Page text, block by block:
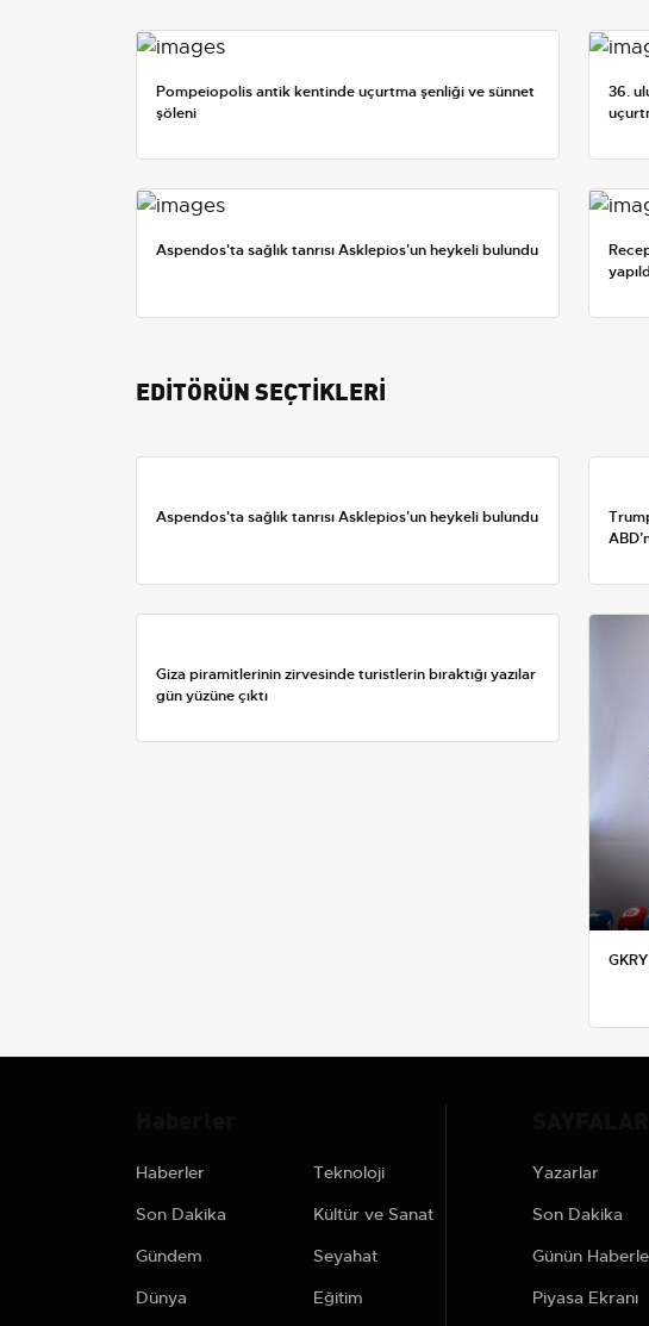
Pompeiopolis antik kentinde uçurtma şenliği ve sünnet
şöleni
36.
Aspendos'ta sağlık tanrısı Asklepios'un heykeli bulundu
EDİTÖRÜN SEÇTİKLERİ
Aspendos'ta sağlık tanrısı Asklepios'un heykeli bulundu
Giza piramitlerinin zirvesinde turistlerin bıraktığı yazılar
gün yüzüne çıktı
Haberler
Son Dakika
Gündem
Dünya
Teknoloji
Kültür ve Sanat
Seyahat
Eğitim
Yazarlar
Son Dakika
Günün
Piyasa Ekranı